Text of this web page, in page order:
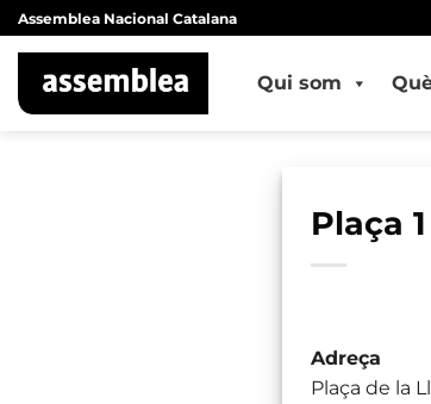
Skip
to
content
Assemblea Nacional Catalana
Qui som
Plaça
Adreça
Plaça de la